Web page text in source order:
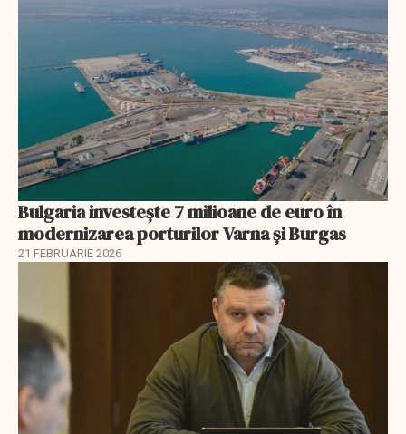
Bulgaria investește 7 milioane de euro în
modernizarea porturilor Varna și Burgas
21 FEBRUARIE 2026